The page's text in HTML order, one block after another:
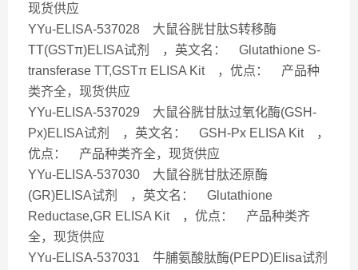
现货供应
YYu-ELISA-537028 大鼠谷胱甘肽S转移酶
TT(GSTπ)ELISA试剂 ，英文名： Glutathione S-
transferase TT,GSTπ ELISA Kit ，优点： 产品种
类齐全，现货供应
YYu-ELISA-537029 大鼠谷胱甘肽过氧化酶(GSH-
Px)ELISA试剂 ，英文名： GSH-Px ELISA Kit ，
优点： 产品种类齐全，现货供应
YYu-ELISA-537030 大鼠谷胱甘肽还原酶
(GR)ELISA试剂 ，英文名： Glutathione
Reductase,GR ELISA Kit ，优点： 产品种类齐
全，现货供应
YYu-ELISA-537031 牛脯氨酸肽酶(PEPD)Elisa试剂